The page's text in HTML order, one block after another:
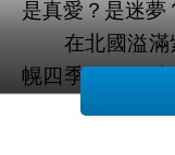
是真愛？是迷夢
在北國溢滿
幌四季移轉的
何燒起，又是